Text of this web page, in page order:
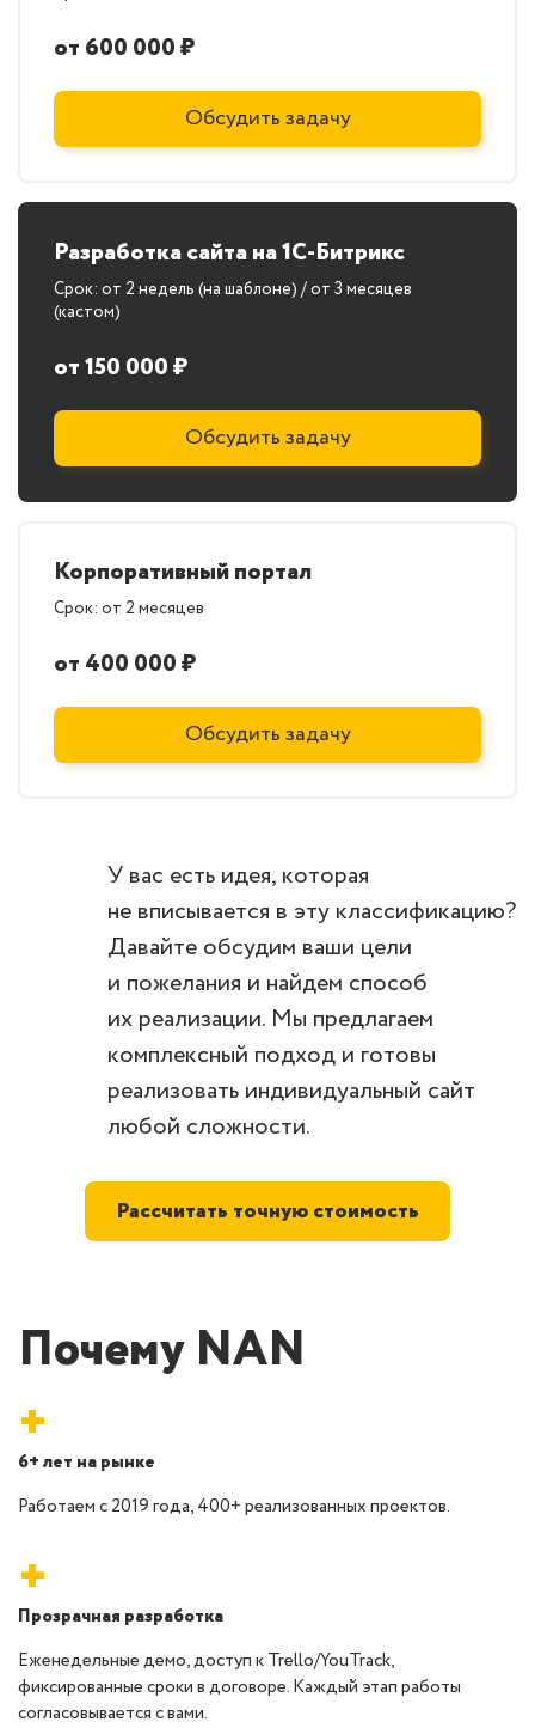
от 600 000 ₽
Обсудить задачу
Разработка сайта на 1С-Битрикс
Срок: от 2 недель (на шаблоне) / от 3 месяцев
(кастом)
от 150 000 ₽
Обсудить задачу
Корпоративный портал
Срок: от 2 месяцев
от 400 000 ₽
Обсудить задачу
У вас есть идея, которая
не вписывается в эту классификацию?
Давайте обсудим ваши цели
и пожелания и найдем способ
их реализации. Мы предлагаем
комплексный подход и готовы
реализовать индивидуальный сайт
любой сложности.
Рассчитать точную стоимость
Почему NAN
+
6+ лет на рынке
Работаем с 2019 года, 400+ реализованных проектов.
+
Прозрачная разработка
Еженедельные демо, доступ к Trello/YouTrack,
фиксированные сроки в договоре. Каждый этап работы
согласовывается с вами.